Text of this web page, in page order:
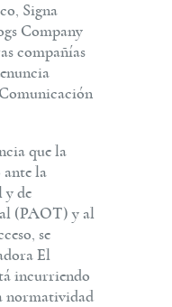
Signa
Company
compañías
que la
ante la
y de
(PAOT) y al
se
El
incurriendo
normatividad